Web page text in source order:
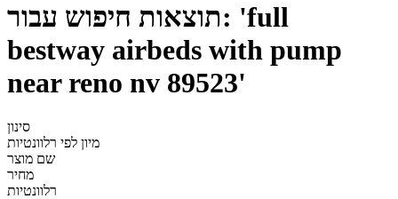
תוצאות חיפוש עבור: 'full
bestway airbeds with pump
near reno nv 89523'
סינון
מיון לפי רלוונטיות
שם מוצר
מחיר
רלוונטיות